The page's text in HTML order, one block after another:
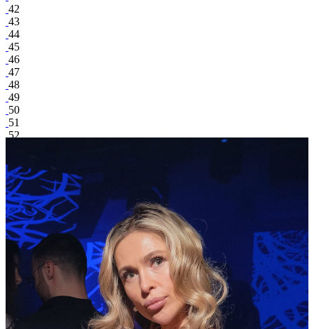
42
43
44
45
46
47
48
49
50
51
52
поделиться
Facebook
Вконтакте
22 404
5
52
514
Royal Arbat / другие события